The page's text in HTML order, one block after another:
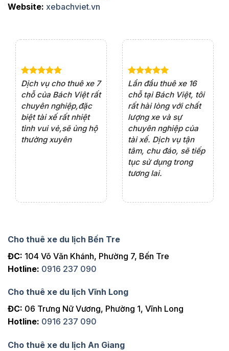
Website: xebachviet.vn
Dịch vụ cho thuê xe 7
chỗ của Bách Việt rất
chuyên nghiệp,đặc
biệt tài xế rất nhiệt
tình vui vẻ,sẽ ủng hộ
thường xuyên
Lần đầu thuê xe 16
chỗ tại Bách Việt, tôi
rất hài lòng với chất
lượng xe và sự
chuyên nghiệp của
tài xế. Dịch vụ tận
tâm, chu đáo, sẽ tiếp
tục sử dụng trong
tương lai.
Cho thuê xe du lịch Bến Tre
ĐC: 104 Võ Văn Khánh, Phường 7, Bến Tre
Hotline: 0916 237 090
Cho thuê xe du lịch Vĩnh Long
ĐC: 06 Trưng Nữ Vương, Phường 1, Vĩnh Long
Hotline: 0916 237 090
Cho thuê xe du lịch An Giang